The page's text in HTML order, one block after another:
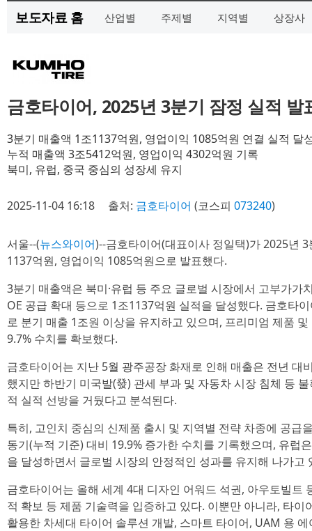
보도자료 홈 산업별 주제별 지역별 상장사
금호타이어, 2025년 3분기 잠정 실적 발
3분기 매출액 1조1137억원, 영업이익 1085억원 연결 실적 달
누적 매출액 3조5412억원, 영업이익 4302억원 기록
북미, 유럽, 중국 중심의 성장세 유지
2025-11-04 16:18 출처: 금호타이어 (코스피 073240)
서울--(뉴스와이어)--금호타이어(대표이사 정일택)가 2025년
1137억원, 영업이익 1085억원으로 발표했다.
3분기 매출액은 북미·유럽 등 주요 글로벌 시장에서 고부가가
OE 공급 확대 등으로 1조1137억원 실적을 달성했다. 금호타
로 분기 매출 1조원 이상을 유지하고 있으며, 프리미엄 제품
9.7% 수치를 확보했다.
금호타이어는 지난 5월 광주공장 화재로 인해 매출은 전년 대
했지만 하반기 미국발(發) 관세 부과 및 자동차 시장 침체 등
적 실적 선방을 거뒀다고 분석된다.
특히, 고인치 중심의 신제품 출시 및 지역별 전략 차종에 공급
동기(누적 기준) 대비 19.9% 증가한 수치를 기록했으며, 유럽
을 달성하면서 글로벌 시장의 안정적인 성과를 유지해 나가고
금호타이어는 올해 세계 4대 디자인 어워드 석권, 아우토빌트
적 확보 등 제품 기술력을 입증하고 있다. 이뿐만 아니라, 타
활용한 차세대 타이어 솔루션 개발, 스마트 타이어, UAM 용